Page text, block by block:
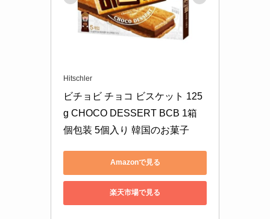
Hitschler
ビチョビ チョコ ビスケット 125
g CHOCO DESSERT BCB 1箱
個包装 5個入り 韓国のお菓子
Amazonで見る
楽天市場で見る